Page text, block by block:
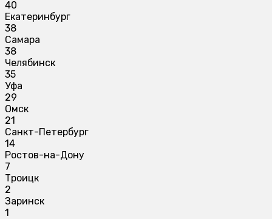
40
Екатеринбург
38
Самара
38
Челябинск
35
Уфа
29
Омск
21
Санкт-Петербург
14
Ростов-на-Дону
7
Троицк
2
Заринск
1